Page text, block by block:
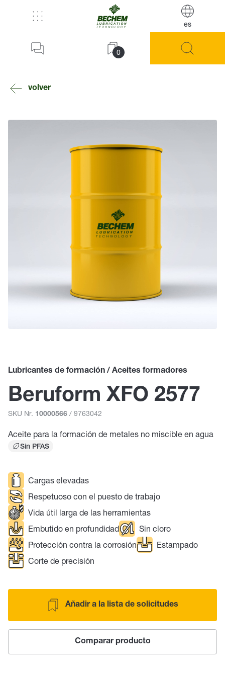
es
0
volver
Lubricantes de formación / Aceites formadores
Beruform XFO 2577
SKU Nr. 10000566 / 9763042
Aceite para la formación de metales no miscible en agua
Sin PFAS
Cargas elevadas
Respetuoso con el puesto de trabajo
Vida útil larga de las herramientas
Embutido en profundidad
Sin cloro
Protección contra la corrosión
Estampado
Corte de precisión
Añadir a la lista de solicitudes
Comparar producto